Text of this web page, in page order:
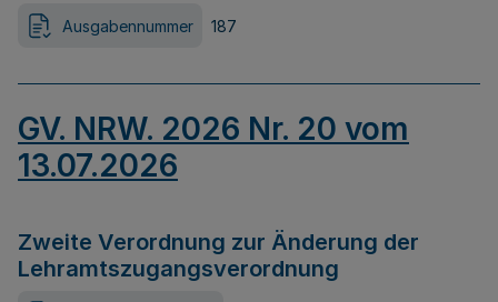
Ausgabennummer 187
GV. NRW. 2026 Nr. 20 vom
13.07.2026
Zweite Verordnung zur Änderung der
Lehramtszugangsverordnung